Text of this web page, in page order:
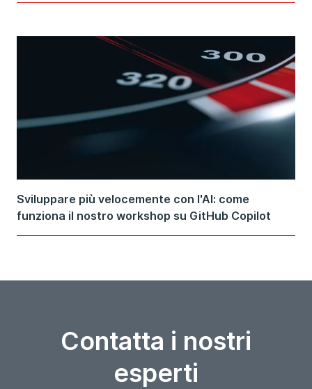
Sviluppare più velocemente con l'Al: come
funziona il nostro workshop su GitHub Copilot
Contatta i nostri
esperti